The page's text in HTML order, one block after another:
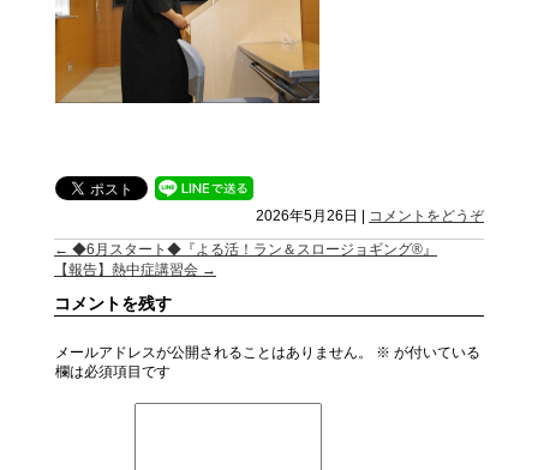
2026年5月26日
コメントをどうぞ
← ◆6月スタート◆『よる活！ラン＆スロージョギング®』
【報告】熱中症講習会 →
コメントを残す
メールアドレスが公開されることはありません。 ※ が付いている
欄は必須項目です